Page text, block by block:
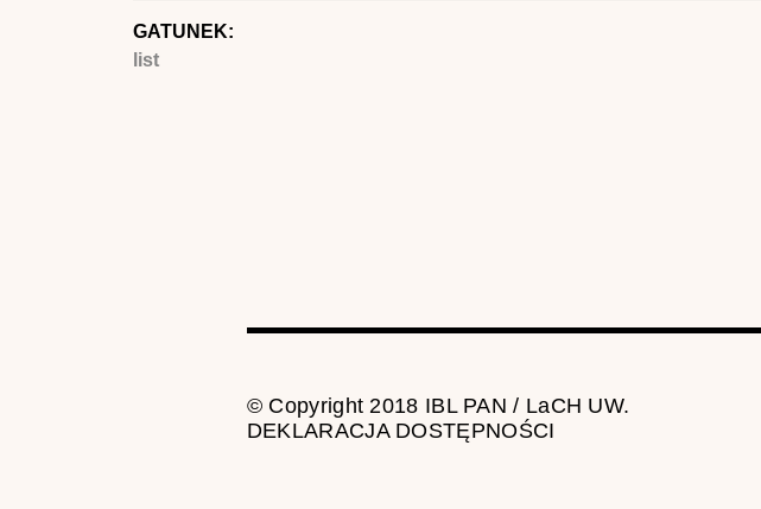
GATUNEK:
list
© Copyright 2018 IBL PAN / LaCH UW.
DEKLARACJA DOSTĘPNOŚCI